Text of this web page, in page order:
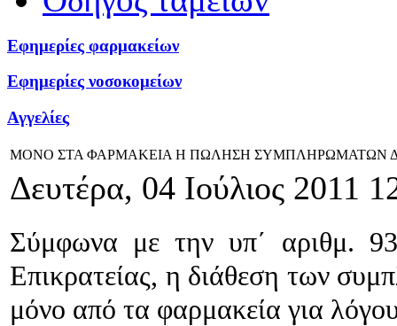
Εφημερίες φαρμακείων
Εφημερίες νοσοκομείων
Αγγελίες
ΜΟΝΟ ΣΤΑ ΦΑΡΜΑΚΕΙΑ Η ΠΩΛΗΣΗ ΣΥΜΠΛΗΡΩΜΑΤΩΝ
Δευτέρα, 04 Ιούλιος 2011
Σύμφωνα με την υπ΄ αριθμ.
Επικρατείας, η διάθεση των
μόνο από τα φαρμακεία για